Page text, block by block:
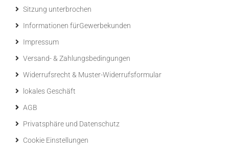
Sitzung unterbrochen
Informationen fürGewerbekunden
Impressum
Versand- & Zahlungsbedingungen
Widerrufsrecht & Muster-Widerrufsformular
lokales Geschäft
AGB
Privatsphäre und Datenschutz
Cookie Einstellungen